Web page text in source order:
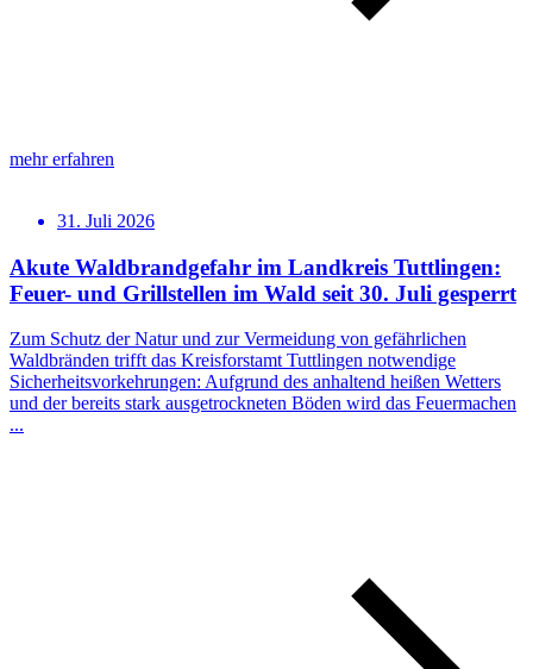
mehr erfahren
31. Juli 2026
Akute Waldbrandgefahr im Landkreis Tuttlingen:
Feuer- und Grillstellen im Wald seit 30. Juli gesperrt
Zum Schutz der Natur und zur Vermeidung von gefährlichen
Waldbränden trifft das Kreisforstamt Tuttlingen notwendige
Sicherheitsvorkehrungen: Aufgrund des anhaltend heißen Wetters
und der bereits stark ausgetrockneten Böden wird das Feuermachen
...